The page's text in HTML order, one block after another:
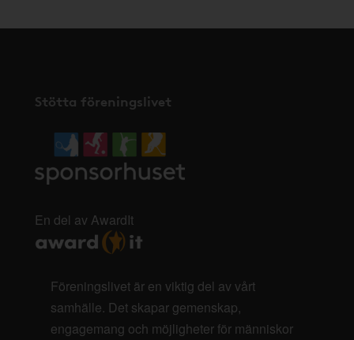
Stötta föreningslivet
En del av AwardIt
Föreningslivet är en viktig del av vårt
samhälle. Det skapar gemenskap,
engagemang och möjligheter för människor